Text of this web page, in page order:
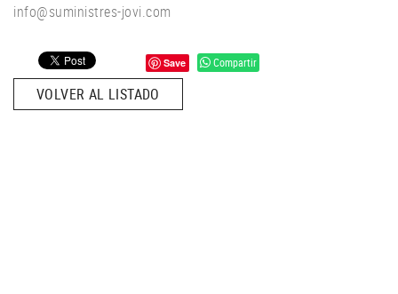
info@suministres-jovi.com
Save Compartir
VOLVER AL LISTADO